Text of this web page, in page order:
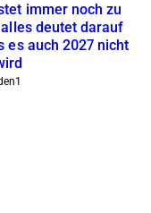
immer noch zu
deutet darauf
es auch 2027 nicht
1